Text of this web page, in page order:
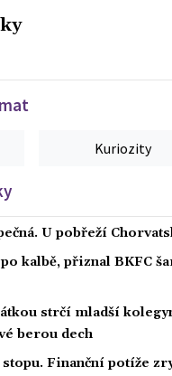
Kuriozity
U pobřeží
kalbě, přiznal BKFC
strčí mladší
berou dech
stopu. Finanční potíže